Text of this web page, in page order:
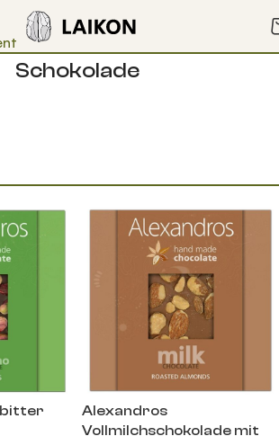
Schokolade
Alexandros
Vollmilchschokolade mit